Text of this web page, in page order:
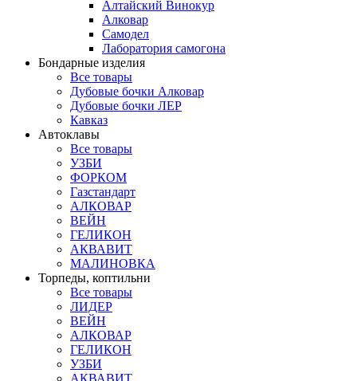
Алтайский Винокур
Алковар
Самодел
Лаборатория самогона
Бондарные изделия
Все товары
Дубовые бочки Алковар
Дубовые бочки ЛЕР
Кавказ
Автоклавы
Все товары
УЗБИ
ФОРКОМ
Газстандарт
АЛКОВАР
ВЕЙН
ГЕЛИКОН
АКВАВИТ
МАЛИНОВКА
Торпеды, коптильни
Все товары
ЛИДЕР
ВЕЙН
АЛКОВАР
ГЕЛИКОН
УЗБИ